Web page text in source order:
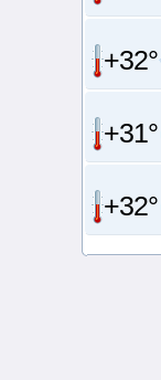
+32°
+31°
+32°